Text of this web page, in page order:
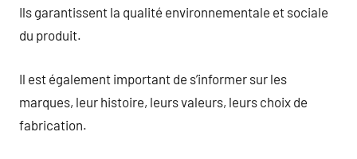
Ils garantissent la qualité environnementale et sociale
du produit.
Il est également important de s’informer sur les
marques, leur histoire, leurs valeurs, leurs choix de
fabrication.